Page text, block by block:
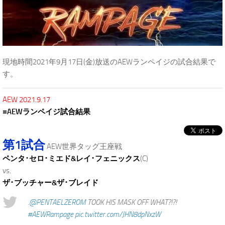
現地時間2021年9月17日(金)放送のAEWランペイジの試合結果で
す。
AEW 2021.9.17
■AEWランペイジ試合結果
第1試合AEW世界タッグ王座戦
ペンタ･セロ･ミエド&レイ･フェニックス(C)
vs.
ザ･ブッチャー&ザ･ブレイド
.@PENTAELZEROMTOOK HIS MASK OFF WHAT?!?!
#AEWRampage pic.twitter.com/JHN8dpNxzW